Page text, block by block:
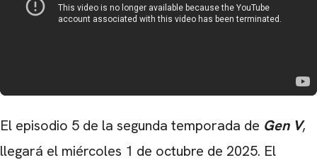
El episodio 5 de la segunda temporada de Gen V,
llegará el miércoles 1 de octubre de 2025. El